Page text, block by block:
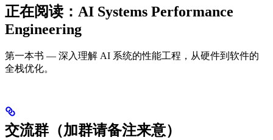
正在阅读：AI Systems Performance
Engineering
第一本书 — 深入理解 AI 系统的性能工程，从硬件到软件的
全栈优化。
交流群（加群请备注来意）